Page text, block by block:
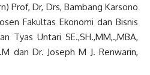
Prof, Dr, Drs, Bambang Karsono
Fakultas Ekonomi dan Bisnis
Tyas Untari SE.,SH.,MM,.,MBA,
dan Dr. Joseph M J. Renwarin,